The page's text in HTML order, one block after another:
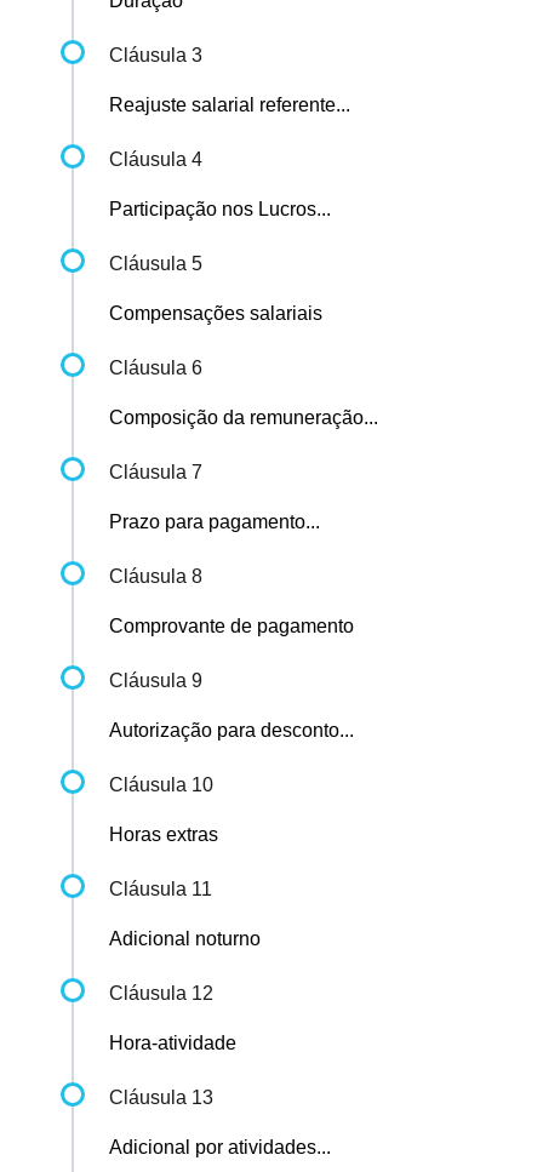
Cláusula 3
Reajuste salarial referente...
Cláusula 4
Participação nos Lucros...
Cláusula 5
Compensações salariais
Cláusula 6
Composição da remuneração...
Cláusula 7
Prazo para pagamento...
Cláusula 8
Comprovante de pagamento
Cláusula 9
Autorização para desconto...
Cláusula 10
Horas extras
Cláusula 11
Adicional noturno
Cláusula 12
Hora-atividade
Cláusula 13
Adicional por atividades...